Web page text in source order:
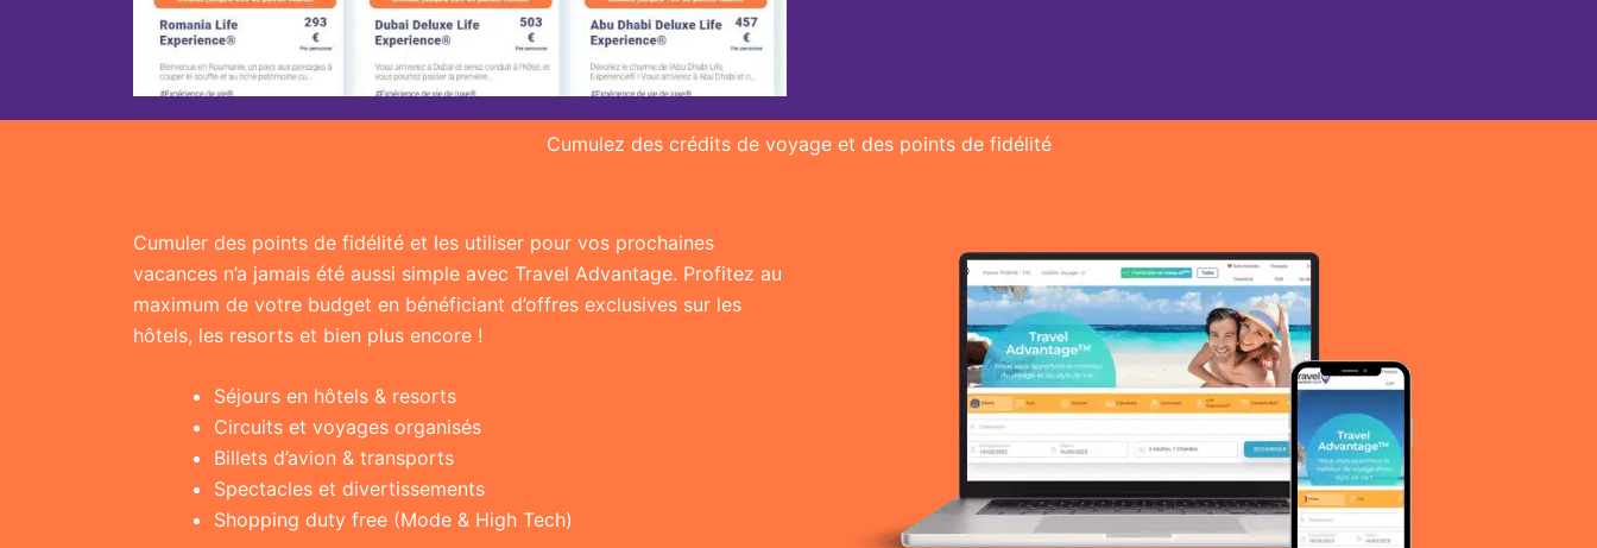
Cumulez des crédits de voyage et des points de fidélité
Cumuler des points de fidélité et les utiliser pour vos prochaines
vacances n’a jamais été aussi simple avec Travel Advantage. Profitez au
maximum de votre budget en bénéficiant d’offres exclusives sur les
hôtels, les resorts et bien plus encore !
Séjours en hôtels & resorts
Circuits et voyages organisés
Billets d’avion & transports
Spectacles et divertissements
Shopping duty free (Mode & High Tech)